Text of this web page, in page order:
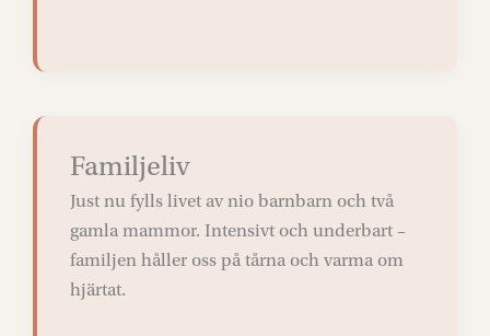
Familjeliv
Just nu fylls livet av nio barnbarn och två
gamla mammor. Intensivt och underbart –
familjen håller oss på tårna och varma om
hjärtat.